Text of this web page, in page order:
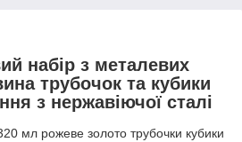
набір з металевих
трубочок та кубики
з нержавіючої сталі
мл рожеве золото трубочки кубики